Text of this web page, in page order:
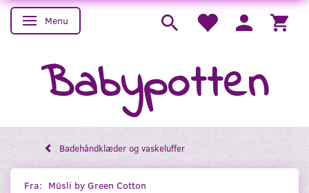
Skifte navigation
Menu
Babypotten
Badehåndklæder og vaskeluffer
Fra: Müsli by Green Cotton